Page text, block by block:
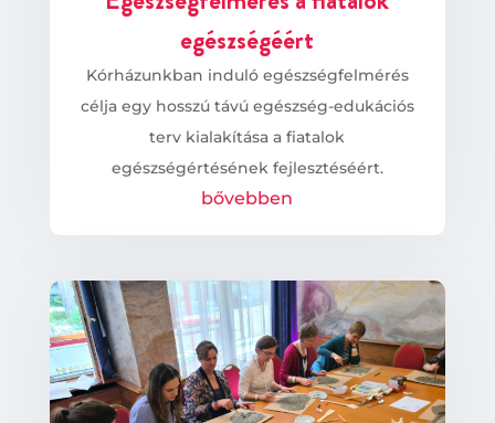
egészségéért
Kórházunkban induló egészségfelmérés
célja egy hosszú távú egészség-edukációs
terv kialakítása a fiatalok
egészségértésének fejlesztéséért.
bővebben